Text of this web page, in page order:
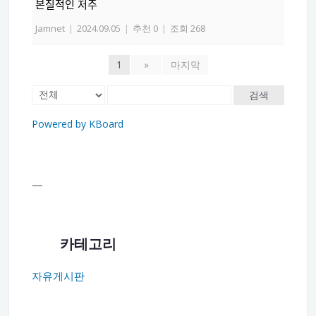
본질적인 저주
Jamnet | 2024.09.05 | 추천 0 | 조회 268
1 » 마지막
검색
Powered by KBoard
—
카테고리
자유게시판